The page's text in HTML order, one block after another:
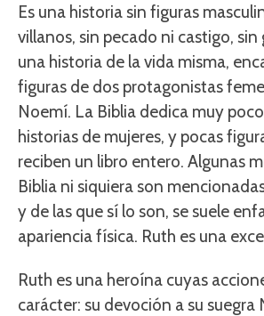
Es una historia sin figuras
villanos, sin pecado ni castigo, sin
una historia de la vida misma,
figuras de dos protagonistas
Noemí. La Biblia dedica muy
historias de mujeres, y pocas
reciben un libro entero. Algunas
Biblia ni siquiera son
y de las que sí lo son, se suele
apariencia física. Ruth es una
Ruth es una heroína cuyas
carácter: su devoción a su suegra